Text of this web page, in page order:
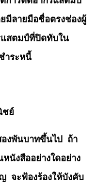
มีลายมือชื่อตรงช่องผู้
สตมป์ที่ปิดทับใน
ำระหนี้
ชย์
องพันบาทขึ้นไป ถ้า
นังสืออย่างใดอย่าง
จะฟ้องร้องให้บังคับ